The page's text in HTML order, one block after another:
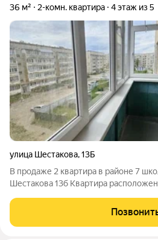
36 м² 2-комн. квартира 4 этаж из 5
улица Шестакова,13Б
В продаже 2 квартира в районе 7
Шестакова 13б Квартира